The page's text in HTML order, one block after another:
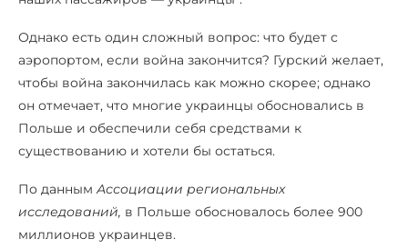
Однако есть один сложный вопрос: что будет с
аэропортом, если война закончится? Гурский желает,
чтобы война закончилась как можно скорее; однако
он отмечает, что многие украинцы обосновались в
Польше и обеспечили себя средствами к
существованию и хотели бы остаться.
По данным Ассоциации региональных
исследований, в Польше обосновалось более 900
миллионов украинцев.